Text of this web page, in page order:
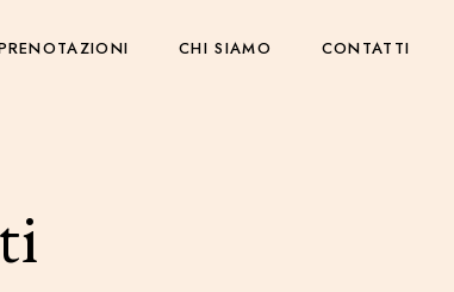
CHI SIAMO CONTATTI